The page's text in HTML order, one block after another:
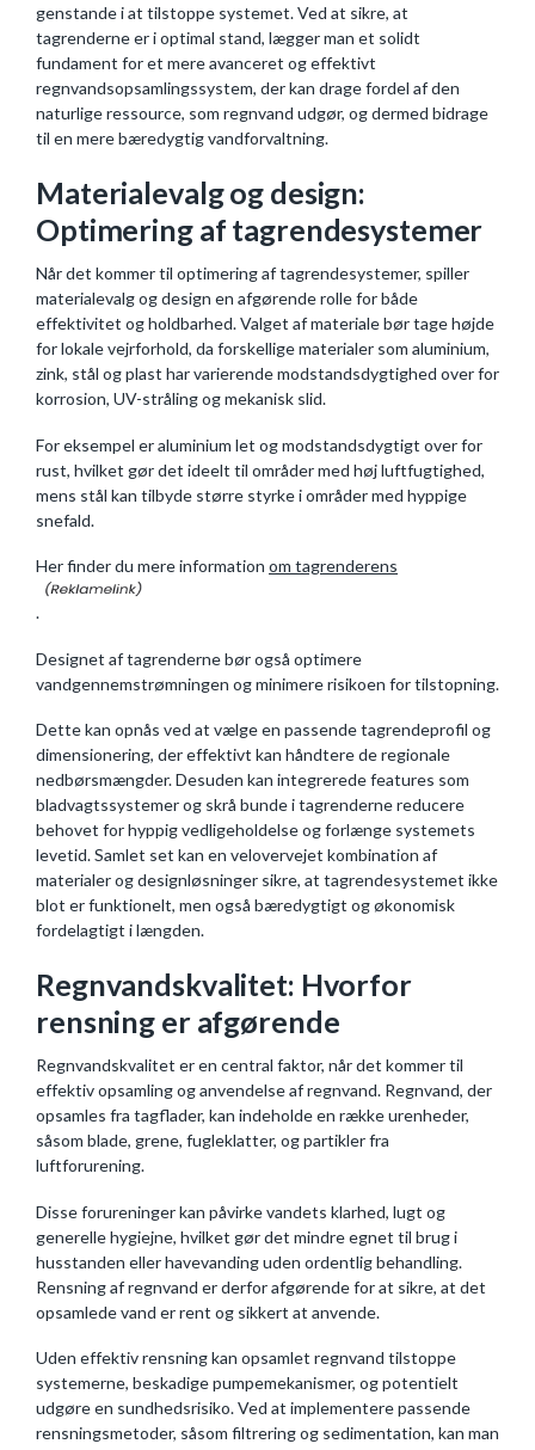
genstande i at tilstoppe systemet. Ved at sikre, at
tagrenderne er i optimal stand, lægger man et solidt
fundament for et mere avanceret og effektivt
regnvandsopsamlingssystem, der kan drage fordel af den
naturlige ressource, som regnvand udgør, og dermed bidrage
til en mere bæredygtig vandforvaltning.
Materialevalg og design:
Optimering af tagrendesystemer
Når det kommer til optimering af tagrendesystemer, spiller
materialevalg og design en afgørende rolle for både
effektivitet og holdbarhed. Valget af materiale bør tage højde
for lokale vejrforhold, da forskellige materialer som aluminium,
zink, stål og plast har varierende modstandsdygtighed over for
korrosion, UV-stråling og mekanisk slid.
For eksempel er aluminium let og modstandsdygtigt over for
rust, hvilket gør det ideelt til områder med høj luftfugtighed,
mens stål kan tilbyde større styrke i områder med hyppige
snefald.
Her finder du mere information om tagrenderens
.
Designet af tagrenderne bør også optimere
vandgennemstrømningen og minimere risikoen for tilstopning.
Dette kan opnås ved at vælge en passende tagrendeprofil og
dimensionering, der effektivt kan håndtere de regionale
nedbørsmængder. Desuden kan integrerede features som
bladvagtssystemer og skrå bunde i tagrenderne reducere
behovet for hyppig vedligeholdelse og forlænge systemets
levetid. Samlet set kan en velovervejet kombination af
materialer og designløsninger sikre, at tagrendesystemet ikke
blot er funktionelt, men også bæredygtigt og økonomisk
fordelagtigt i længden.
Regnvandskvalitet: Hvorfor
rensning er afgørende
Regnvandskvalitet er en central faktor, når det kommer til
effektiv opsamling og anvendelse af regnvand. Regnvand, der
opsamles fra tagflader, kan indeholde en række urenheder,
såsom blade, grene, fugleklatter, og partikler fra
luftforurening.
Disse forureninger kan påvirke vandets klarhed, lugt og
generelle hygiejne, hvilket gør det mindre egnet til brug i
husstanden eller havevanding uden ordentlig behandling.
Rensning af regnvand er derfor afgørende for at sikre, at det
opsamlede vand er rent og sikkert at anvende.
Uden effektiv rensning kan opsamlet regnvand tilstoppe
systemerne, beskadige pumpemekanismer, og potentielt
udgøre en sundhedsrisiko. Ved at implementere passende
rensningsmetoder, såsom filtrering og sedimentation, kan man